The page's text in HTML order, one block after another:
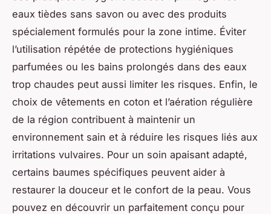
eaux tièdes sans savon ou avec des produits
spécialement formulés pour la zone intime. Éviter
l’utilisation répétée de protections hygiéniques
parfumées ou les bains prolongés dans des eaux
trop chaudes peut aussi limiter les risques. Enfin, le
choix de vêtements en coton et l’aération régulière
de la région contribuent à maintenir un
environnement sain et à réduire les risques liés aux
irritations vulvaires. Pour un soin apaisant adapté,
certains baumes spécifiques peuvent aider à
restaurer la douceur et le confort de la peau. Vous
pouvez en découvrir un parfaitement conçu pour